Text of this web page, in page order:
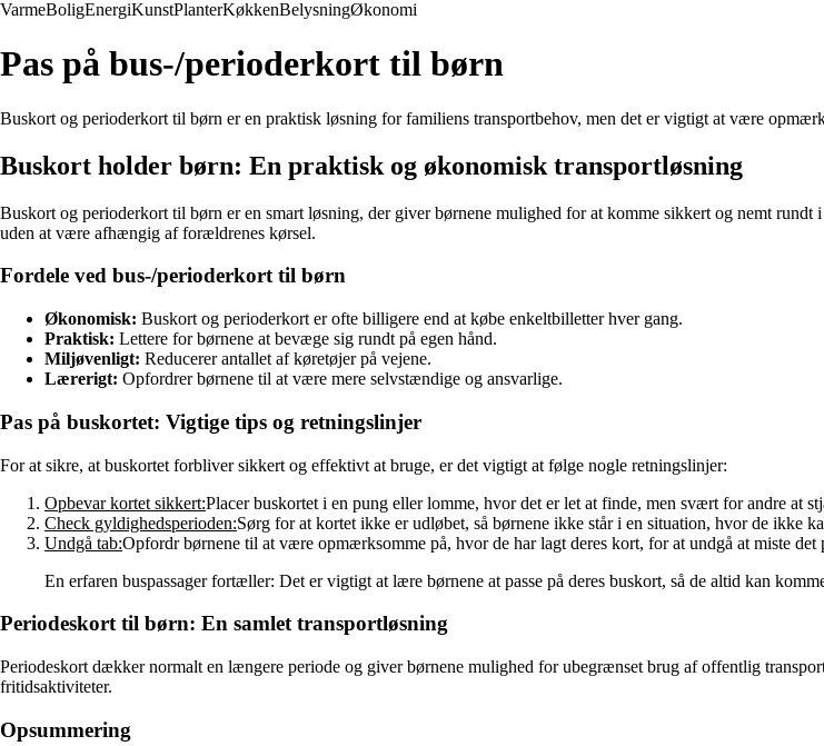
VarmeBoligEnergiKunstPlanterKøkkenBelysningØkonomi
Pas på bus-/perioderkort til børn
Buskort og perioderkort til børn er en praktisk løsning for familiens transportbehov, men det er vigtigt at være
Buskort holder børn: En praktisk og økonomisk transportløsning
Buskort og perioderkort til børn er en smart løsning, der giver børnene mulighed for at komme sikkert og nemt
uden at være afhængig af forældrenes kørsel.
Fordele ved bus-/perioderkort til børn
Økonomisk: Buskort og perioderkort er ofte billigere end at købe enkeltbilletter hver gang.
Praktisk: Lettere for børnene at bevæge sig rundt på egen hånd.
Miljøvenligt: Reducerer antallet af køretøjer på vejene.
Lærerigt: Opfordrer børnene til at være mere selvstændige og ansvarlige.
Pas på buskortet: Vigtige tips og retningslinjer
For at sikre, at buskortet forbliver sikkert og effektivt at bruge, er det vigtigt at følge nogle retningslinjer:
Opbevar kortet sikkert:Placer buskortet i en pung eller lomme, hvor det er let at finde, men svært for andre at
Check gyldighedsperioden:Sørg for at kortet ikke er udløbet, så børnene ikke står i en situation, hvor de ikke
Undgå tab:Opfordr børnene til at være opmærksomme på, hvor de har lagt deres kort, for at undgå at miste det
En erfaren buspassager fortæller: Det er vigtigt at lære børnene at passe på deres buskort, så de altid kan
Periodeskort til børn: En samlet transportløsning
Periodeskort dækker normalt en længere periode og giver børnene mulighed for ubegrænset brug af offentlig
fritidsaktiviteter.
Opsummering